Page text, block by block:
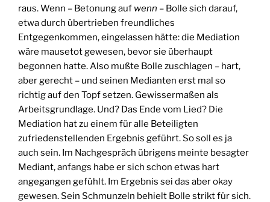
raus. Wenn – Betonung auf wenn – Bolle sich darauf,
etwa durch übertrieben freundliches
Entgegenkommen, eingelassen hätte: die Mediation
wäre mausetot gewesen, bevor sie überhaupt
begonnen hatte. Also mußte Bolle zuschlagen – hart,
aber gerecht – und seinen Medianten erst mal so
richtig auf den Topf setzen. Gewissermaßen als
Arbeitsgrundlage. Und? Das Ende vom Lied? Die
Mediation hat zu einem für alle Beteiligten
zufriedenstellenden Ergebnis geführt. So soll es ja
auch sein. Im Nachgespräch übrigens meinte besagter
Mediant, anfangs habe er sich schon etwas hart
angegangen gefühlt. Im Ergebnis sei das aber okay
gewesen. Sein Schmunzeln behielt Bolle strikt für sich.